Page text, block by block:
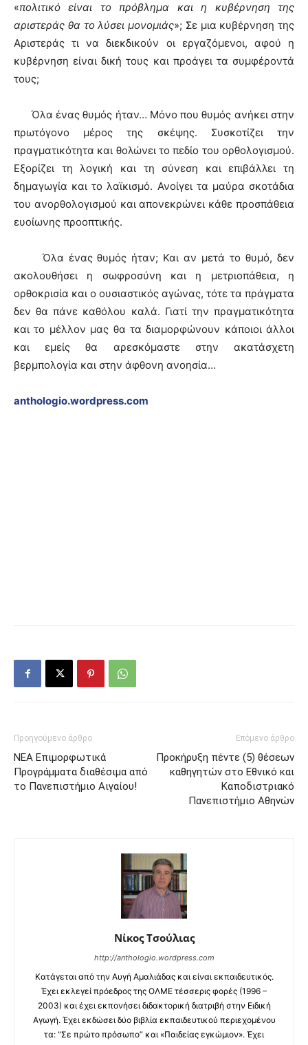
«πολιτικό είναι το πρόβλημα και η κυβέρνηση της
αριστεράς θα το λύσει μονομιάς»; Σε μια κυβέρνηση της
Αριστεράς τι να διεκδικούν οι εργαζόμενοι, αφού η
κυβέρνηση είναι δική τους και προάγει τα συμφέροντά
τους;
Όλα ένας θυμός ήταν… Μόνο που θυμός ανήκει στην
πρωτόγονο μέρος της σκέψης. Συσκοτίζει την
πραγματικότητα και θολώνει το πεδίο του ορθολογισμού.
Εξορίζει τη λογική και τη σύνεση και επιβάλλει τη
δημαγωγία και το λαϊκισμό. Ανοίγει τα μαύρα σκοτάδια
του ανορθολογισμού και απονεκρώνει κάθε προσπάθεια
ευοίωνης προοπτικής.
Όλα ένας θυμός ήταν; Και αν μετά το θυμό, δεν
ακολουθήσει η σωφροσύνη και η μετριοπάθεια, η
ορθοκρισία και ο ουσιαστικός αγώνας, τότε τα πράγματα
δεν θα πάνε καθόλου καλά. Γιατί την πραγματικότητα
και το μέλλον μας θα τα διαμορφώνουν κάποιοι άλλοι
και εμείς θα αρεσκόμαστε στην ακατάσχετη
βερμπολογία και στην άφθονη ανοησία…
anthologio.wordpress.com
Προηγούμενο άρθρο
ΝΕΑ Επιμορφωτικά
Προγράμματα διαθέσιμα από
το Πανεπιστήμιο Αιγαίου!
Επόμενο άρθρο
Προκήρυξη πέντε (5) θέσεων
καθηγητών στο Εθνικό και
Καποδιστριακό
Πανεπιστήμιο Αθηνών
Νίκος Τσούλιας
http://anthologio.wordpress.com
Κατάγεται από την Αυγή Αμαλιάδας και είναι εκπαιδευτικός.
Έχει εκλεγεί πρόεδρος της ΟΛΜΕ τέσσερις φορές (1996 –
2003) και έχει εκπονήσει διδακτορική διατριβή στην Ειδική
Αγωγή. Έχει εκδώσει δύο βιβλία εκπαιδευτικού περιεχομένου
τα: “Σε πρώτο πρόσωπο” και «Παιδείας εγκώμιον». Έχει